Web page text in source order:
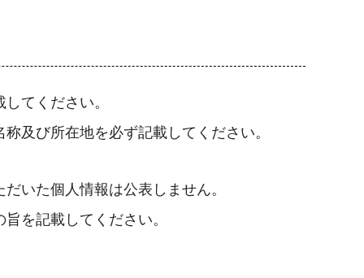
てください。
及び所在地を必ず記載してください。
いた個人情報は公表しません。
を記載してください。